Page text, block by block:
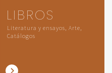
LIBROS
Literatura y ensayos, Arte,
Catálogos